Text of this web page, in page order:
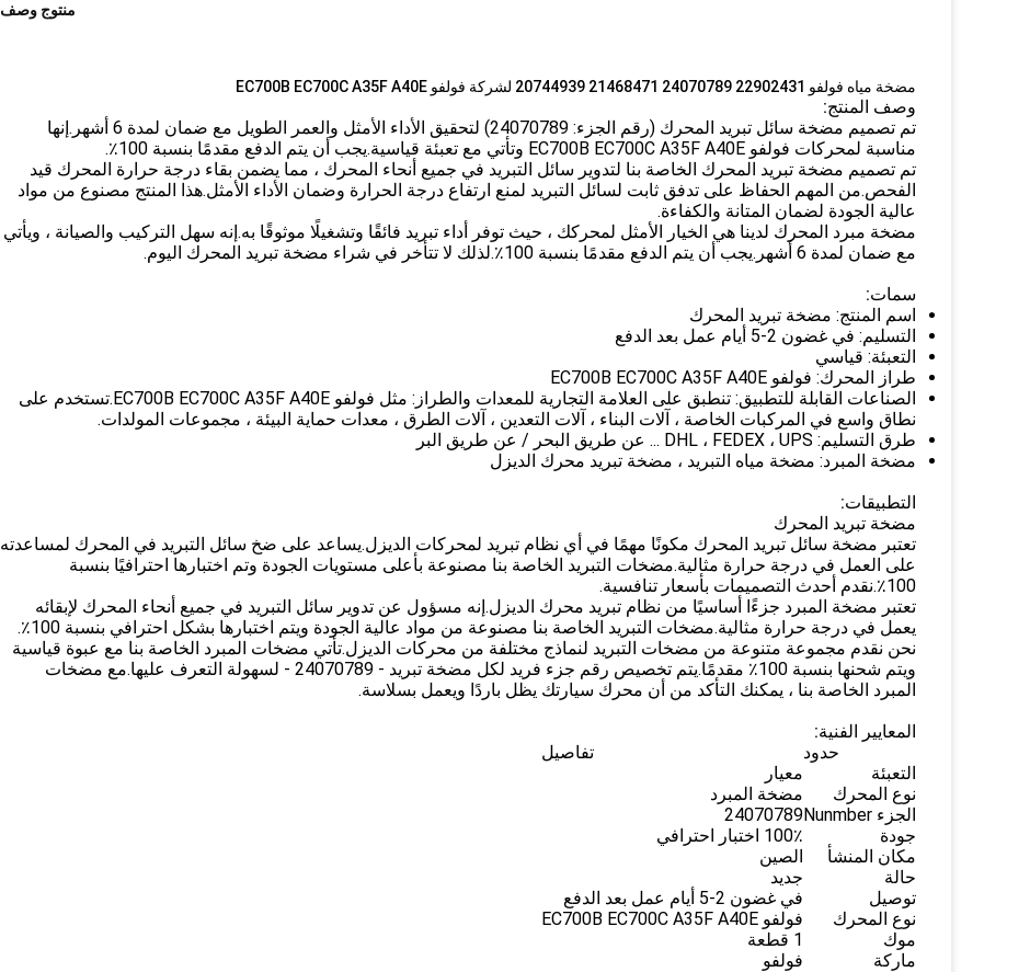
منتوج وصف
مضخة مياه فولفو 22902431 24070789 21468471 20744939 لشركة فولفو EC700B EC700C A35F A40E
وصف المنتج:
تم تصميم مضخة سائل تبريد المحرك (رقم الجزء: 24070789) لتحقيق الأداء الأمثل والعمر الطويل مع ضمان لمدة 6 أشهر.إنها
مناسبة لمحركات فولفو EC700B EC700C A35F A40E وتأتي مع تعبئة قياسية.يجب أن يتم الدفع مقدمًا بنسبة 100٪.
تم تصميم مضخة تبريد المحرك الخاصة بنا لتدوير سائل التبريد في جميع أنحاء المحرك ، مما يضمن بقاء درجة حرارة المحرك قيد
الفحص.من المهم الحفاظ على تدفق ثابت لسائل التبريد لمنع ارتفاع درجة الحرارة وضمان الأداء الأمثل.هذا المنتج مصنوع من مواد
عالية الجودة لضمان المتانة والكفاءة.
مضخة مبرد المحرك لدينا هي الخيار الأمثل لمحركك ، حيث توفر أداء تبريد فائقًا وتشغيلًا موثوقًا به.إنه سهل التركيب والصيانة ، ويأتي
مع ضمان لمدة 6 أشهر.يجب أن يتم الدفع مقدمًا بنسبة 100٪.لذلك لا تتأخر في شراء مضخة تبريد المحرك اليوم.
سمات:
اسم المنتج: مضخة تبريد المحرك
التسليم: في غضون 2-5 أيام عمل بعد الدفع
التعبئة: قياسي
طراز المحرك: فولفو EC700B EC700C A35F A40E
الصناعات القابلة للتطبيق: تنطبق على العلامة التجارية للمعدات والطراز: مثل فولفو EC700B EC700C A35F A40E.تستخدم على
نطاق واسع في المركبات الخاصة ، آلات البناء ، آلات التعدين ، آلات الطرق ، معدات حماية البيئة ، مجموعات المولدات.
طرق التسليم: DHL ، FEDEX ، UPS ... عن طريق البحر / عن طريق البر
مضخة المبرد: مضخة مياه التبريد ، مضخة تبريد محرك الديزل
التطبيقات:
مضخة تبريد المحرك
تعتبر مضخة سائل تبريد المحرك مكونًا مهمًا في أي نظام تبريد لمحركات الديزل.يساعد على ضخ سائل التبريد في المحرك لمساعدته
على العمل في درجة حرارة مثالية.مضخات التبريد الخاصة بنا مصنوعة بأعلى مستويات الجودة وتم اختبارها احترافيًا بنسبة
100٪.نقدم أحدث التصميمات بأسعار تنافسية.
تعتبر مضخة المبرد جزءًا أساسيًا من نظام تبريد محرك الديزل.إنه مسؤول عن تدوير سائل التبريد في جميع أنحاء المحرك لإبقائه
يعمل في درجة حرارة مثالية.مضخات التبريد الخاصة بنا مصنوعة من مواد عالية الجودة ويتم اختبارها بشكل احترافي بنسبة 100٪.
نحن نقدم مجموعة متنوعة من مضخات التبريد لنماذج مختلفة من محركات الديزل.تأتي مضخات المبرد الخاصة بنا مع عبوة قياسية
ويتم شحنها بنسبة 100٪ مقدمًا.يتم تخصيص رقم جزء فريد لكل مضخة تبريد - 24070789 - لسهولة التعرف عليها.مع مضخات
المبرد الخاصة بنا ، يمكنك التأكد من أن محرك سيارتك يظل باردًا ويعمل بسلاسة.
المعايير الفنية:
حدود
تفاصيل
التعبئة
معيار
نوع المحرك
مضخة المبرد
الجزء Nunmber
24070789
جودة
100٪ اختبار احترافي
مكان المنشأ
الصين
حالة
جديد
توصيل
في غضون 2-5 أيام عمل بعد الدفع
نوع المحرك
فولفو EC700B EC700C A35F A40E
موك
1 قطعة
ماركة
فولفو